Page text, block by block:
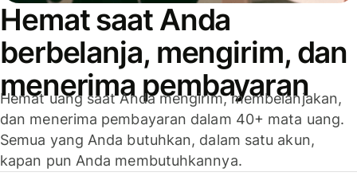
Hemat saat Anda
berbelanja, mengirim, dan
menerima pembayaran
Hemat uang saat Anda mengirim, membelanjakan,
dan menerima pembayaran dalam 40+ mata uang.
Semua yang Anda butuhkan, dalam satu akun,
kapan pun Anda membutuhkannya.